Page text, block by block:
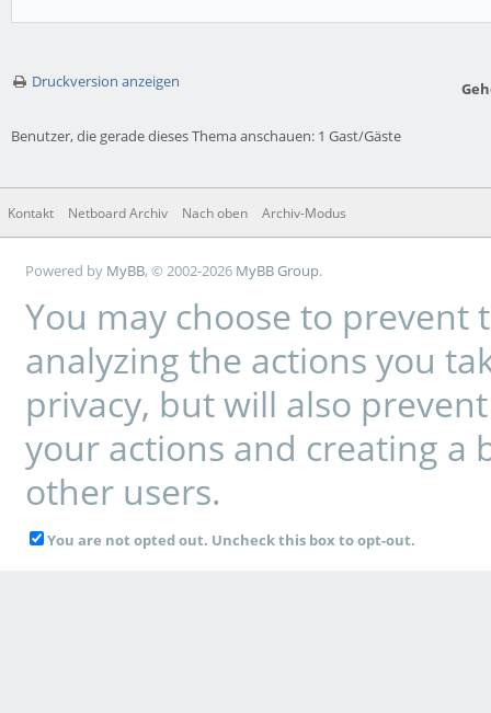
Druckversion anzeigen
Benutzer, die gerade dieses Thema anschauen: 1 Gast/Gäste
Kontakt Netboard Archiv Nach oben Archiv-Modus
Powered by MyBB, © 2002-2026 MyBB Group.
You may choose to
analyzing the actions you
privacy, but will also
your actions and creating a
other users.
You are not opted out. Uncheck this box to opt-out.